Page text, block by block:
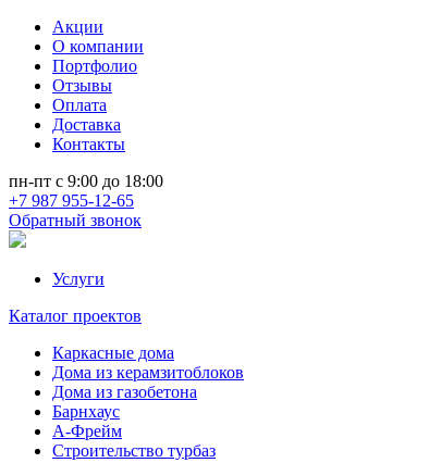
Акции
О компании
Портфолио
Отзывы
Оплата
Доставка
Контакты
пн-пт с 9:00 до 18:00
+7 987 955-12-65
Обратный звонок
Услуги
Каталог проектов
Каркасные дома
Дома из керамзитоблоков
Дома из газобетона
Барнхаус
А-Фрейм
Строительство турбаз